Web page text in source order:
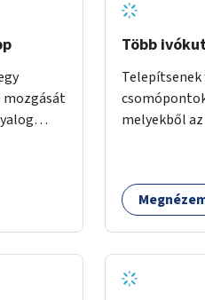
mozgását
Több
melyekből